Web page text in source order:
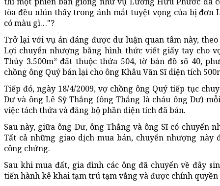
tòa đều nhìn thấy trong ánh mắt tuyệt vọng của bị đơn
có màu gì…"?
Trở lại với vụ án đáng được dư luận quan tâm này,
Lợi chuyển nhượng bằng hình thức viết giấy tay cho
Thủy 3.500m² đất thuộc thửa 504, tờ bản đồ số 40,
chồng ông Quý bán lại cho ông Khâu Văn Sĩ diện tích
Tiếp đó, ngày 18/4/2009, vợ chồng ông Quý tiếp tục
Dư và ông Lê Sỹ Thắng (ông Thắng là cháu ông Dư)
việc tách thửa và đăng bộ phần diện tích đã bán.
Sau này, giữa ông Dư, ông Thắng và ông Sĩ có chuyển
Tất cả những giao dịch mua bán, chuyển nhượng
công chứng.
Sau khi mua đất, gia đình các ông đã chuyển về đây
tiến hành kê khai tạm trú tạm vắng và được chính